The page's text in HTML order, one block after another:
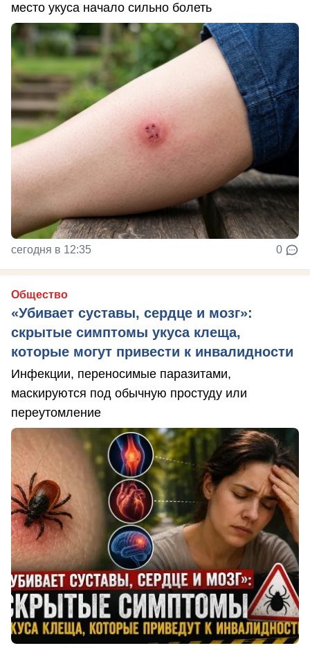
место укуса начало сильно болеть
сегодня в 12:35 0
Общество
«Убивает суставы, сердце и мозг»:
скрытые симптомы укуса клеща,
которые могут привести к инвалидности
Инфекции, переносимые паразитами,
маскируются под обычную простуду или
переутомление